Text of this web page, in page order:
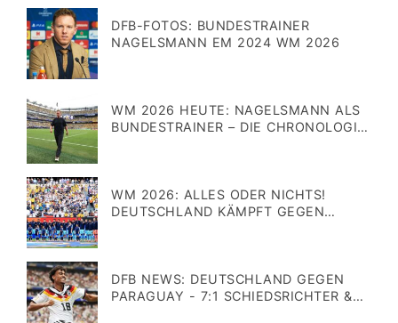
DFB-FOTOS: BUNDESTRAINER
NAGELSMANN EM 2024 WM 2026
WM 2026 HEUTE: NAGELSMANN ALS
BUNDESTRAINER – DIE CHRONOLOGIE
WM 2026: ALLES ODER NICHTS!
DEUTSCHLAND KÄMPFT GEGEN
DFB NEWS: DEUTSCHLAND GEGEN
PARAGUAY - 7:1 SCHIEDSRICHTER &